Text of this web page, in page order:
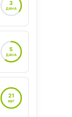
3
ДАНА
5
ДАНА
21
АВГ